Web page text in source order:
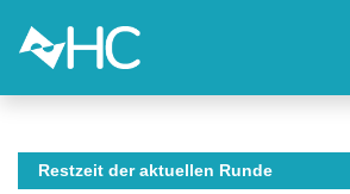
Restzeit der aktuellen Runde